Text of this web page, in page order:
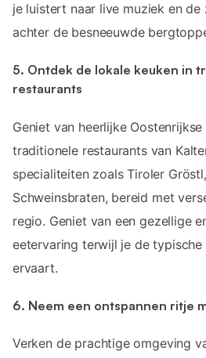
je luistert naar live muziek en
achter de besneeuwde
5. Ontdek de lokale keuken in
restaurants
Geniet van heerlijke
traditionele restaurants van
specialiteiten zoals Tiroler
Schweinsbraten, bereid met
regio. Geniet van een gezellige
eetervaring terwijl je de
ervaart.
6. Neem een ontspannen ritje
Verken de prachtige omgeving